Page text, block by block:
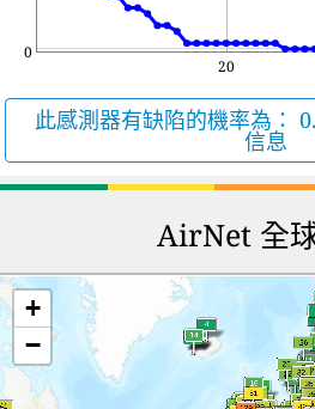
0
20
此感測器有缺陷的機率為：
信息
AirNet 全
+
−